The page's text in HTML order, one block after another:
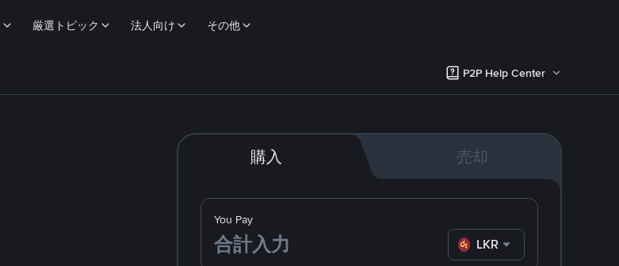
厳選トピック 法人向け その他
P2P Help Center
購入 売却
You Pay
LKR